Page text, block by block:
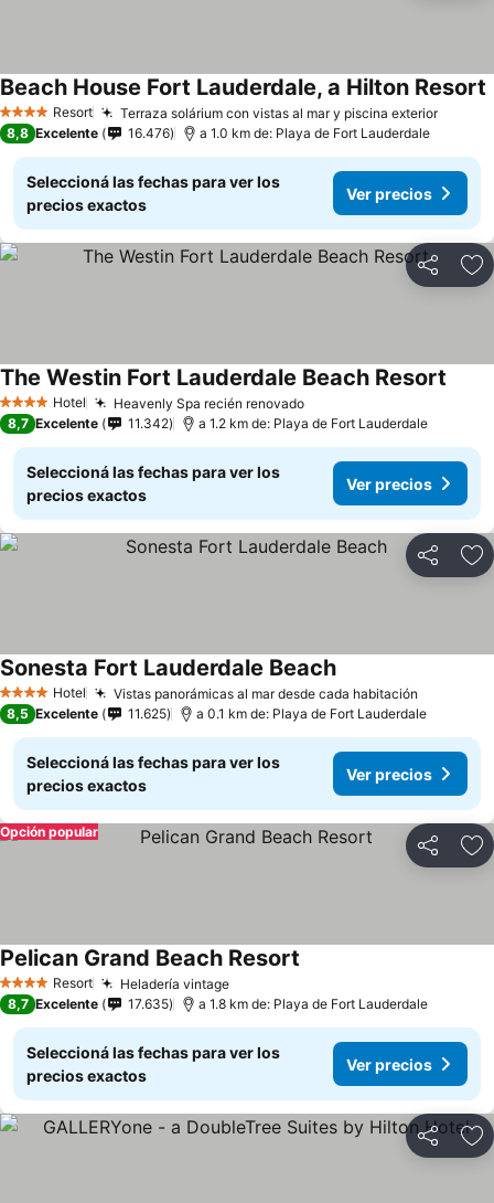
4 EstrellasResort Terraza solárium con vistas al mar y piscina exteriorVer
Beach House Fort Lauderdale, a Hilton Resort
8,8 Excelente 16.476 a 1.0 km de: Playa de Fort Lauderdale
Seleccioná las fechas para ver los
precios exactos
Ver precios
Compartir
4 EstrellasHotel Heavenly Spa recién renovadoVer precios
The Westin Fort Lauderdale Beach Resort
8,7 Excelente 11.342 a 1.2 km de: Playa de Fort Lauderdale
Seleccioná las fechas para ver los
precios exactos
Ver precios
Compartir
4 EstrellasHotel Vistas panorámicas al mar desde cada habitación
Sonesta Fort Lauderdale BeachVer precios
8,5 Excelente 11.625 a 0.1 km de: Playa de Fort Lauderdale
Seleccioná las fechas para ver los
precios exactos
Ver precios
Compartir
Opción popular
4 EstrellasResort Heladería vintageVer precios
Pelican Grand Beach Resort
8,7 Excelente 17.635 a 1.8 km de: Playa de Fort Lauderdale
Seleccioná las fechas para ver los
precios exactos
Ver precios
Compartir